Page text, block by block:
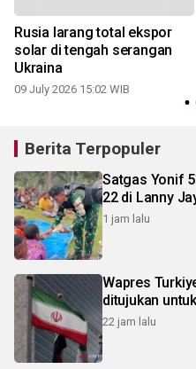
Rusia larang total ekspor
solar di tengah serangan
Ukraina
09 July 2026 15:02 WIB
Berita Terpopuler
Satgas Yonif
22 di Lanny
1 jam lalu
Wapres
ditujukan
22 jam lalu